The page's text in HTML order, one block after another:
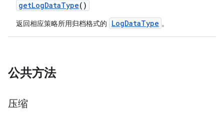
getLogDataType()
返回相应策略所用归档格式的 LogDataType 。
公共方法
压缩